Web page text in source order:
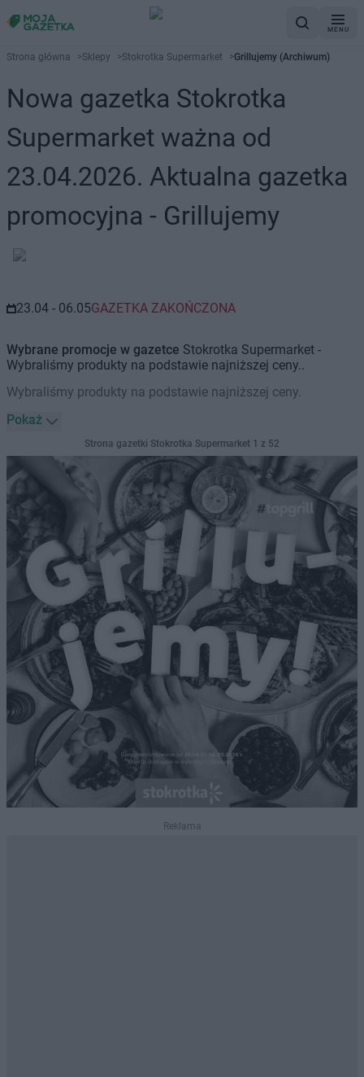
MENU
Strona główna >Sklepy >Stokrotka Supermarket >Grillujemy (Archiwum)
Nowa gazetka Stokrotka
Supermarket ważna od
23.04.2026. Aktualna gazetka
promocyjna - Grillujemy
23.04 - 06.05GAZETKA ZAKOŃCZONA
Wybrane promocje w gazetce Stokrotka Supermarket -
Wybraliśmy produkty na podstawie najniższej ceny..
Wybraliśmy produkty na podstawie najniższej ceny.
Pokaż
Strona gazetki Stokrotka Supermarket 1 z 52
Reklama